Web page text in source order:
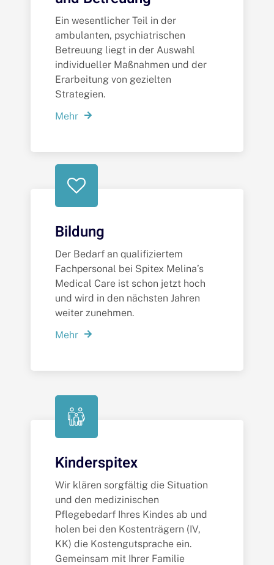
Ein wesentlicher Teil in der
ambulanten, psychiatrischen
Betreuung liegt in der Auswahl
individueller Maßnahmen und der
Erarbeitung von gezielten
Strategien.
Mehr
Bildung
Der Bedarf an qualifiziertem
Fachpersonal bei Spitex Melina’s
Medical Care ist schon jetzt hoch
und wird in den nächsten Jahren
weiter zunehmen.
Mehr
Kinderspitex
Wir klären sorgfältig die Situation
und den medizinischen
Pflegebedarf Ihres Kindes ab und
holen bei den Kostenträgern (IV,
KK) die Kostengutsprache ein.
Gemeinsam mit Ihrer Familie